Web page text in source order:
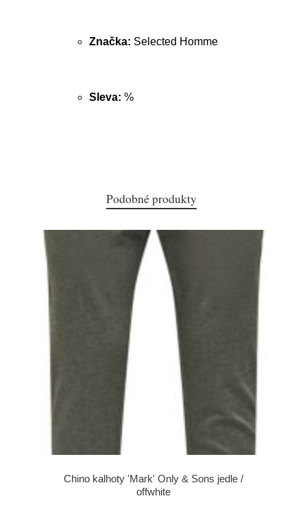
Značka: Selected Homme
Sleva: %
Podobné produkty
Chino kalhoty 'Mark' Only & Sons jedle /
offwhite